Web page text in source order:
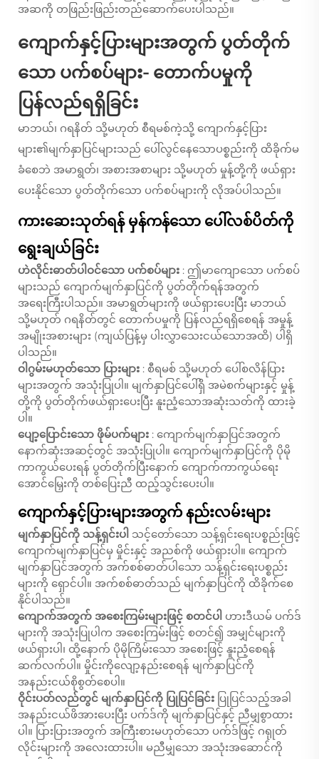
အဆကို တဖြည်းဖြည်းတည်ဆောက်ပေးပါသည်။
ကျောက်နှင့်ပြားများအတွက် ပွတ်တိုက်
သော ပက်စပ်များ- တောက်ပမှုကို
ပြန်လည်ရရှိခြင်း
မာဘယ်၊ ဂရနိတ် သို့မဟုတ် စီရမစ်ကဲ့သို့ ကျောက်နှင့်ပြား
များ၏မျက်နှာပြင်များသည် ပေါ်လွင်နေသောပစ္စည်းကို ထိခိုက်မ
ခံစေဘဲ အမာရွတ်၊ အစားအစာများ သို့မဟုတ် မှုန့်တို့ကို ဖယ်ရှား
ပေးနိုင်သော ပွတ်တိုက်သော ပက်စပ်များကို လိုအပ်ပါသည်။
ကားဆေးသုတ်ရန် မှန်ကန်သော ပေါ်လစ်ပိတ်ကို
ရွေးချယ်ခြင်း
ဟဲလိုင်းဓာတ်ပါဝင်သော ပက်စပ်များ : ဤမာကျောသော ပက်စပ်
များသည် ကျောက်မျက်နှာပြင်ကို ပွတ်တိုက်ရန်အတွက်
အရေးကြီးပါသည်။ အမာရွတ်များကို ဖယ်ရှားပေးပြီး မာဘယ်
သို့မဟုတ် ဂရနိတ်တွင် တောက်ပမှုကို ပြန်လည်ရရှိစေရန် အမှုန့်
အမျိုးအစားများ (ကျယ်ပြန့်မှ ပါးလွှာသေးငယ်သောအထိ) ပါရှိ
ပါသည်။
ဝါဂွမ်းမဟုတ်သော ပြားများ : စီရမစ် သို့မဟုတ် ပေါ်စလိန်ပြား
များအတွက် အသုံးပြုပါ။ မျက်နှာပြင်ပေါ်ရှိ အမဲစက်များနှင့် မှုန့်
တို့ကို ပွတ်တိုက်ဖယ်ရှားပေးပြီး နူးညံ့သောအဆုံးသတ်ကို ထားခဲ့
ပါ။
ပျော့ပြောင်းသော ဖိုမ်ပက်များ : ကျောက်မျက်နှာပြင်အတွက်
နောက်ဆုံးအဆင့်တွင် အသုံးပြုပါ။ ကျောက်မျက်နှာပြင်ကို ပိုမို
ကာကွယ်ပေးရန် ပွတ်တိုက်ပြီးနောက် ကျောက်ကာကွယ်ရေး
အောင်မြှေးကို တစ်ပြေးညီ ထည့်သွင်းပေးပါ။
ကျောက်နှင့်ပြားများအတွက် နည်းလမ်းများ
မျက်နှာပြင်ကို သန့်ရှင်းပါ သင့်တော်သော သန့်ရှင်းရေးပစ္စည်းဖြင့်
ကျောက်မျက်နှာပြင်မှ မှိုင်းနှင့် အညစ်ကို ဖယ်ရှားပါ။ ကျောက်
မျက်နှာပြင်အတွက် အက်စစ်ဓာတ်ပါသော သန့်ရှင်းရေးပစ္စည်း
များကို ရှောင်ပါ။ အက်စစ်ဓာတ်သည် မျက်နှာပြင်ကို ထိခိုက်စေ
နိုင်ပါသည်။
ကျောက်အတွက် အစေးကြမ်းများဖြင့် စတင်ပါ ဟားဒီယမ် ပက်ဒ်
များကို အသုံးပြုပါက အစေးကြမ်းဖြင့် စတင်၍ အမျှင်များကို
ဖယ်ရှားပါ၊ ထို့နောက် ပိုမိုကြိမ်းသော အစေးဖြင့် နူးညံ့စေရန်
ဆက်လက်ပါ။ မှိုင်းကိုလျော့နည်းစေရန် မျက်နှာပြင်ကို
အနည်းငယ်စိုစွတ်စေပါ။
ဝိုင်းပတ်လည်တွင် မျက်နှာပြင်ကို ပြုပြင်ခြင်း ပြုပြင်သည့်အခါ
အနည်းငယ်ဖိအားပေးပြီး ပက်ဒ်ကို မျက်နှာပြင်နှင့် ညီမျှစွာထား
ပါ။ ပြားပြားအတွက် အကြီးစားမဟုတ်သော ပက်ဒ်ဖြင့် ဂရုုတ်
လိုင်းများကို အလေးထားပါ။ မညီမျှသော အသုံးအဆောင်ကို